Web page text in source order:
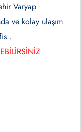
Varyap
ve kolay ulaşım